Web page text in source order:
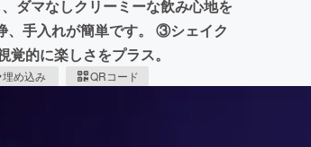
ダマなしクリーミーな飲み心地を
手入れが簡単です。 ③シェイク
的に楽しさをプラス。
埋め込み QRコード